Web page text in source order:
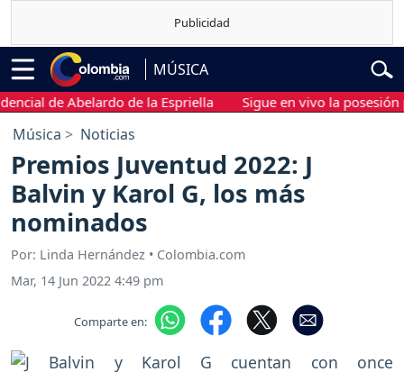
MÚSICA
de Abelardo de la Espriella Sigue en vivo la posesión
Música Noticias
Premios Juventud 2022: J
Balvin y Karol G, los más
nominados
Por: Linda Hernández • Colombia.com
Mar, 14 Jun 2022 4:49 pm
Comparte en: